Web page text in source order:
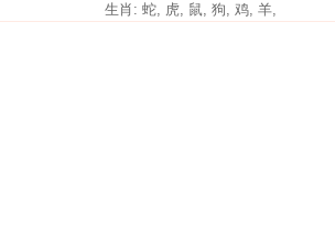
生肖: 蛇, 虎, 鼠, 狗, 鸡, 羊,